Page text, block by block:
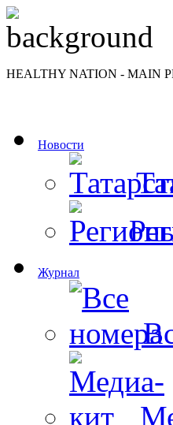
HEALTHY NATION - MAIN
Новости
Журнал